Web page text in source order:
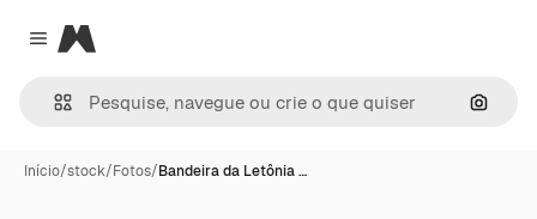
Close menu
Magnific
Início/stock/Fotos/Bandeira da Letônia …